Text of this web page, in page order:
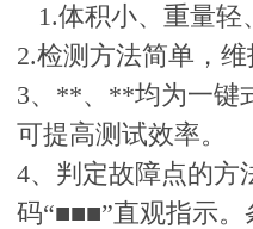
1.体积小、重量轻
2.检测方法简单，
3、**、**均为一键
可提高测试效率。
4、判定故障点的
码“■■■”直观指示